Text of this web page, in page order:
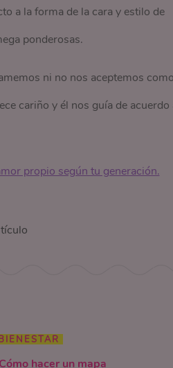
a la forma de la cara y estilo de
ponderosas.
ni no nos aceptemos como
cariño y él nos guía de acuerdo
propio según tu generación.
hacer un mapa